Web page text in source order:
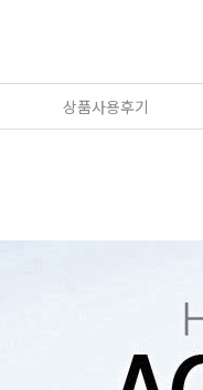
상품사용후기